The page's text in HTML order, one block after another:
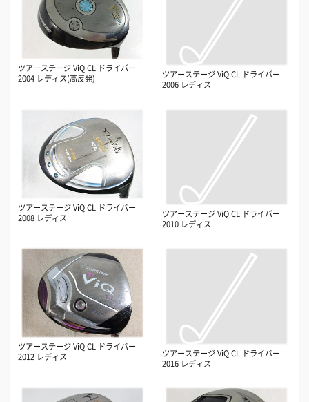
ツアーステージ ViQ CL ドライバー
2004 レディス(高反発)
ツアーステージ ViQ CL ドライバー
2006 レディス
ツアーステージ ViQ CL ドライバー
2008 レディス
ツアーステージ ViQ CL ドライバー
2010 レディス
ツアーステージ ViQ CL ドライバー
2012 レディス
ツアーステージ ViQ CL ドライバー
2016 レディス